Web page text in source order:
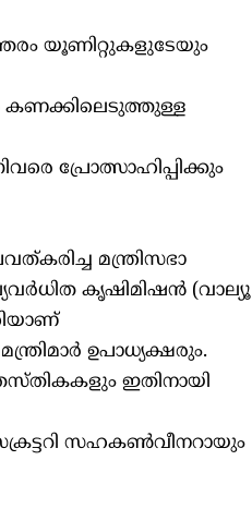
യൂണിറ്റുകളുടേയും
കണക്കിലെടുത്തുള്ള
പ്രോത്സാഹിപ്പിക്കും
മന്ത്രിസഭാ
കൃഷിമിഷൻ (വാല്യൂ
ഉപാധ്യക്ഷരും.
ഇതിനായി
സഹകൺവീനറായും